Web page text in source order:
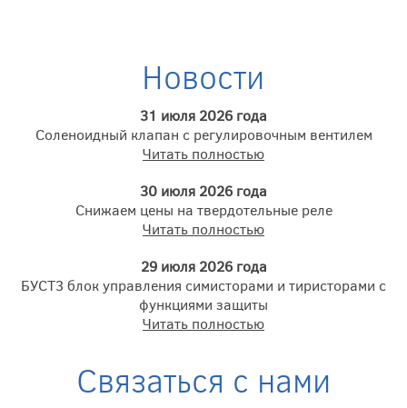
Новости
31 июля 2026 года
Соленоидный клапан с регулировочным вентилем
Читать полностью
30 июля 2026 года
Снижаем цены на твердотельные реле
Читать полностью
29 июля 2026 года
БУСТ3 блок управления симисторами и тиристорами с
функциями защиты
Читать полностью
Связаться с нами